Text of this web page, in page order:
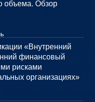
объема. Обзор
«Внутренний
финансовый
рисками
организациях»